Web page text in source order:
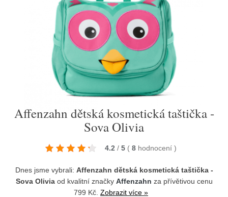
Affenzahn dětská kosmetická taštička -
Sova Olivia
4.2 / 5 ( 8 hodnocení )
Dnes jsme vybrali: Affenzahn dětská kosmetická taštička -
Sova Oliviaod kvalitní značky Affenzahn za přívětivou cenu
799 Kč. Zobrazit více »